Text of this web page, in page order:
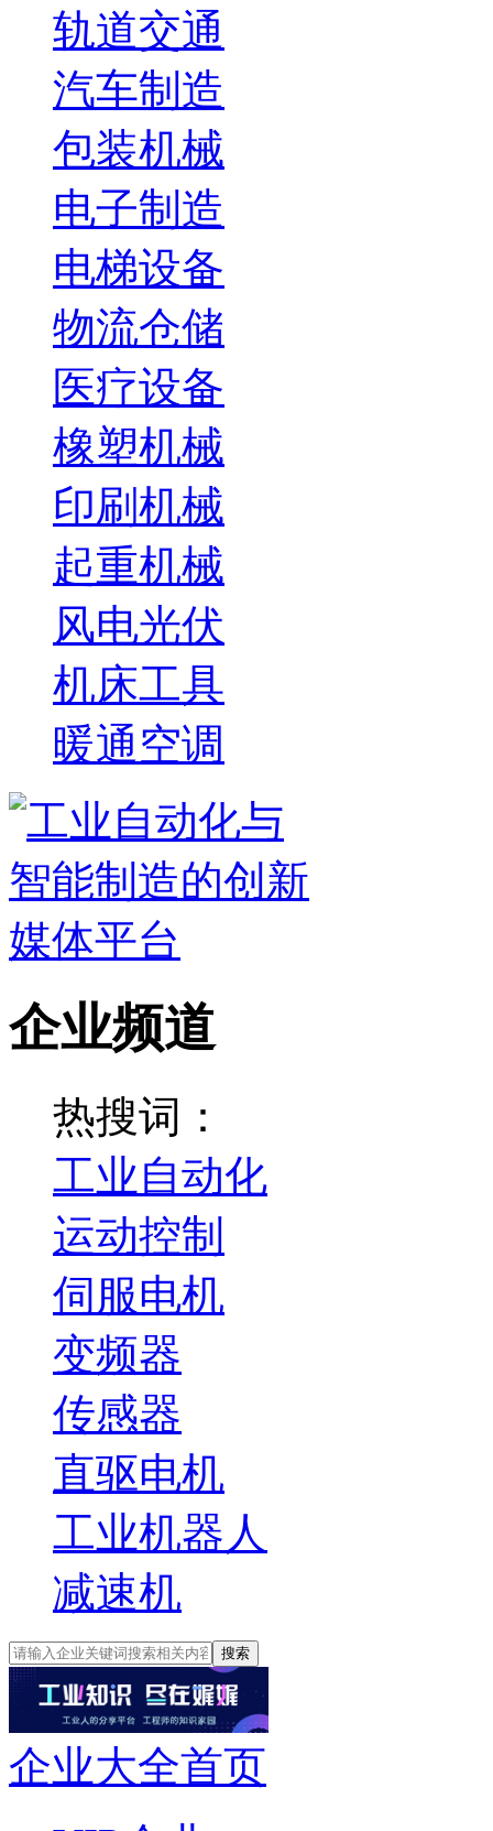
轨道交通
汽车制造
包装机械
电子制造
电梯设备
物流仓储
医疗设备
橡塑机械
印刷机械
起重机械
风电光伏
机床工具
暖通空调
企业频道
热搜词：
工业自动化
运动控制
伺服电机
变频器
传感器
直驱电机
工业机器人
减速机
搜索
企业大全首页